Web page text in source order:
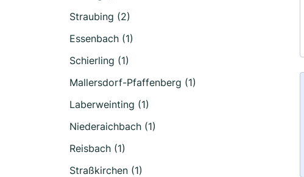
Straubing (2)
Essenbach (1)
Schierling (1)
Mallersdorf-Pfaffenberg (1)
Laberweinting (1)
Niederaichbach (1)
Reisbach (1)
Straßkirchen (1)